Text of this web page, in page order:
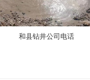
和县钻井公司电话